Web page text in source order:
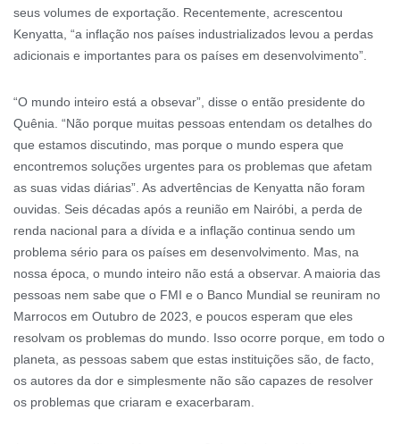
seus volumes de exportação. Recentemente, acrescentou
Kenyatta, “a inflação nos países industrializados levou a perdas
adicionais e importantes para os países em desenvolvimento”.
“O mundo inteiro está a obsevar”, disse o então presidente do
Quênia. “Não porque muitas pessoas entendam os detalhes do
que estamos discutindo, mas porque o mundo espera que
encontremos soluções urgentes para os problemas que afetam
as suas vidas diárias”. As advertências de Kenyatta não foram
ouvidas. Seis décadas após a reunião em Nairóbi, a perda de
renda nacional para a dívida e a inflação continua sendo um
problema sério para os países em desenvolvimento. Mas, na
nossa época, o mundo inteiro não está a observar. A maioria das
pessoas nem sabe que o FMI e o Banco Mundial se reuniram no
Marrocos em Outubro de 2023, e poucos esperam que eles
resolvam os problemas do mundo. Isso ocorre porque, em todo o
planeta, as pessoas sabem que estas instituições são, de facto,
os autores da dor e simplesmente não são capazes de resolver
os problemas que criaram e exacerbaram.